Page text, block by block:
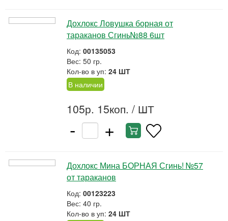
Дохлокс Ловушка борная от
тараканов Сгинь№88 6шт
Код: 00135053
Вес: 50 гр.
Кол-во в уп: 24 ШТ
В наличии
105р. 15коп. / ШТ
- +
Дохлокс Мина БОРНАЯ Сгинь! №57
от тараканов
Код: 00123223
Вес: 40 гр.
Кол-во в уп: 24 ШТ